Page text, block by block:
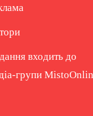
входить до
групи